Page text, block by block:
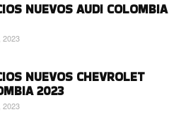
NUEVOS AUDI COLOMBIA
2023
NUEVOS CHEVROLET
2023
2023